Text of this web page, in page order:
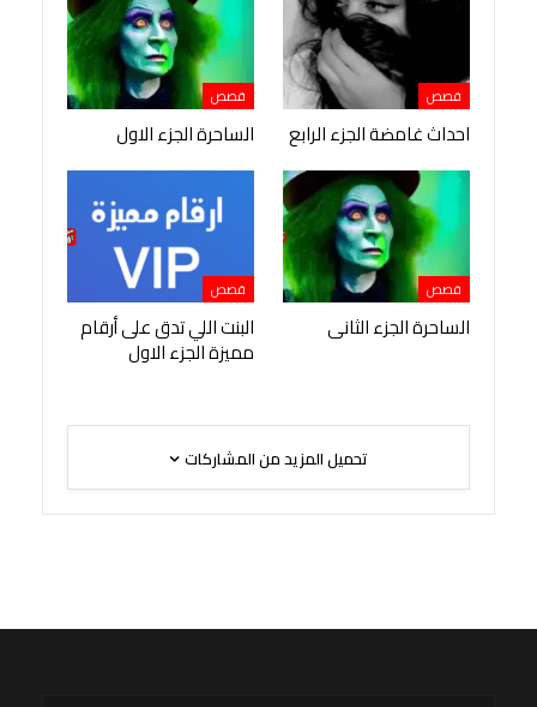
قصص
احداث غامضة الجزء الرابع
قصص
الساحرة الجزء الاول
قصص
الساحرة الجزء الثانى
قصص
البنت اللي تدق على أرقام
مميزة الجزء الاول
تحميل المزيد من المشاركات